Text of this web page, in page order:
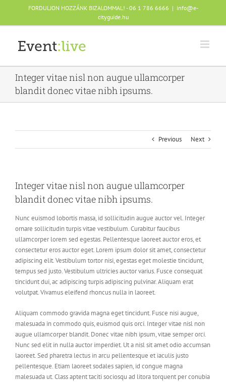
content
FORDULJON HOZZÁNK BIZALOMMAL! - 06 1 786 6666 | info@e-
cityguide.hu
Integer vitae nisl non augue ullamcorper
blandit donec vitae nibh ipsums.
Previous Next
Integer vitae nisl non augue ullamcorper
blandit donec vitae nibh ipsums.
Nunc euismod lobortis massa, id sollicitudin augue auctor vel. Integer
ornare sollicitudin turpis vitae vestibulum. Curabitur faucibus
ullamcorper lorem sed egestas. Pellentesque laoreet auctor eros, et
consectetur eros auctor eget. Lorem ipsum dolor sit amet, consectetur
adipiscing elit. Vestibulum tortor nisi, egestas eget molestie tincidunt,
tempus sed justo. Vestibulum ultricies auctor varius. Fusce consequat
tincidunt dui, ac adipiscing turpis adipiscing pulvinar. Aliquam erat
volutpat. Vivamus eleifend rhoncus nulla in laoreet.
Aliquam commodo gravida magna eget tincidunt. Fusce nisi augue,
malesuada in commodo quis, euismod quis orci. Integer vitae nisl non
augue ullamcorper blandit. Donec vitae nibh ipsum, vitae semper orci.
Nunc sed elit in nulla auctor imperdiet. Ut a nisl sit amet odio accumsan
laoreet. Sed pharetra lectus in arcu pellentesque et iaculis justo
pellentesque. Etiam laoreet sodales sapien, id congue magna
malesuada ut. Class aptent taciti sociosqu ad litora torquent per conubia